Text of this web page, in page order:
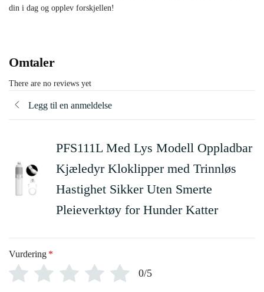
din i dag og opplev forskjellen!
Omtaler
There are no reviews yet
Legg til en anmeldelse
PFS111L Med Lys Modell Oppladbar
Kjæledyr Kloklipper med Trinnløs
Hastighet Sikker Uten Smerte
Pleieverktøy for Hunder Katter
Vurdering *
0/5